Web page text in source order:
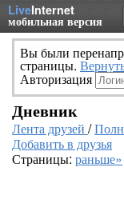
LiveInternet
мобильная версия
Вы были
страницы.
Авторизация
Дневник
Лента друзей /
Добавить в друзья
Страницы: раньше»